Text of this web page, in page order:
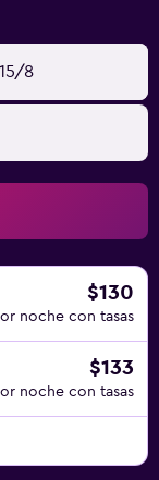
indican más
(es
8
$130
noche con tasas
$133
noche con tasas